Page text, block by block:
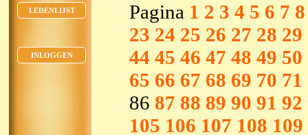
LEDENLIJST
INLOGGEN
Pagina 1 2 3 4 5 6 7 8
23 24 25 26 27 28 29
44 45 46 47 48 49 50
65 66 67 68 69 70 71
86 87 88 89 90 91 92
105 106 107 108 109